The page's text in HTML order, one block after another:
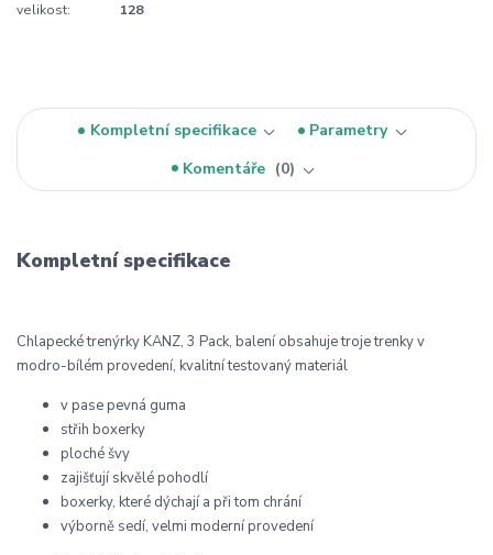
velikost:
128
Kompletní specifikace
Parametry
Komentáře
0
Kompletní specifikace
Chlapecké trenýrky KANZ, 3 Pack, balení obsahuje troje trenky v
modro-bílém provedení, kvalitní testovaný materiál
v pase pevná guma
střih boxerky
ploché švy
zajišťují skvělé pohodlí
boxerky, které dýchají a při tom chrání
výborně sedí, velmi moderní provedení